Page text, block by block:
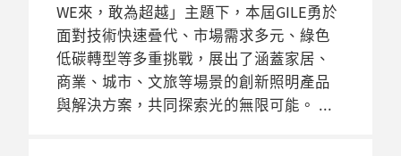
WE來，敢為超越」主題下，本屆GILE勇於
面對技術快速叠代、市場需求多元、綠色
低碳轉型等多重挑戰，展出了涵蓋家居、
商業、城市、文旅等場景的創新照明產品
與解決方案，共同探索光的無限可能。